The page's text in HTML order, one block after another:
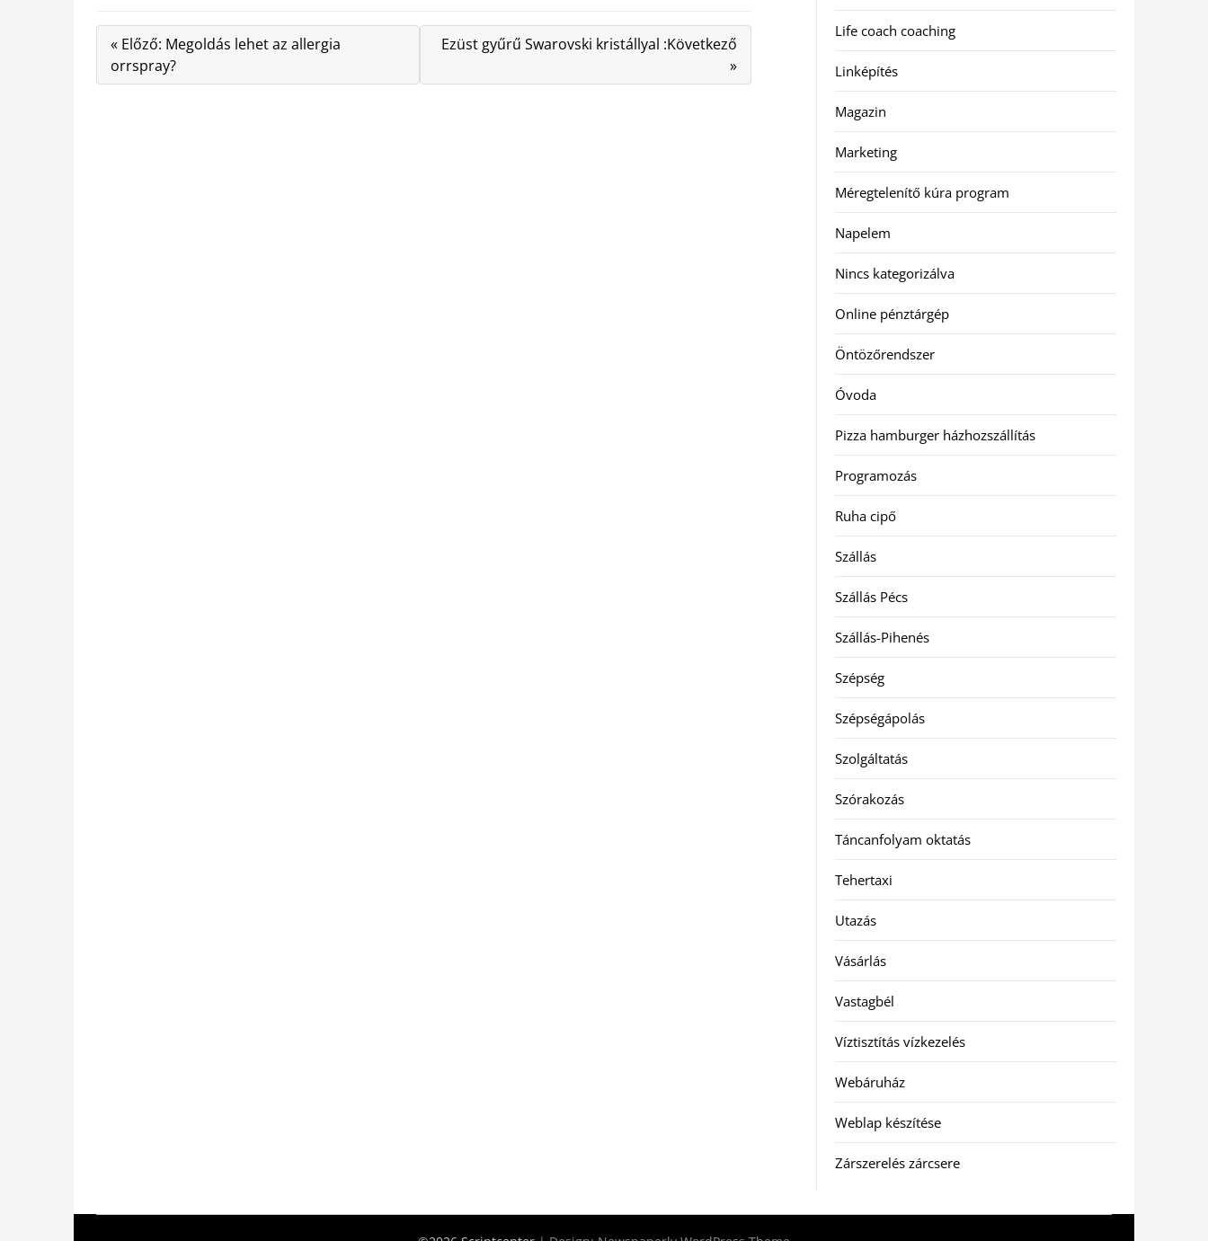
« Előző: Megoldás lehet az allergia
orrspray?
Ezüst gyűrű Swarovski kristállyal :Következő
»
Life coach coaching
Linképítés
Magazin
Marketing
Méregtelenítő kúra program
Napelem
Nincs kategorizálva
Online pénztárgép
Öntözőrendszer
Óvoda
Pizza hamburger házhozszállítás
Programozás
Ruha cipő
Szállás
Szállás Pécs
Szállás-Pihenés
Szépség
Szépségápolás
Szolgáltatás
Szórakozás
Táncanfolyam oktatás
Tehertaxi
Utazás
Vásárlás
Vastagbél
Víztisztítás vízkezelés
Webáruház
Weblap készítése
Zárszerelés zárcsere